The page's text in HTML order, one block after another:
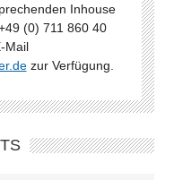
Inhouse
(0) 711 860 40
Mail
zur Verfügung.